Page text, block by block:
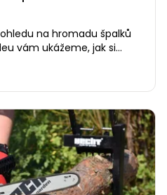
na hromadu špalků
vám ukážeme, jak si